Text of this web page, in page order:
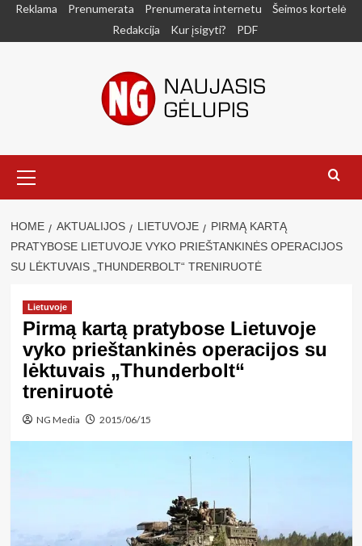
SkipReklama Prenumerata Prenumerata internetu
Šeimos kortelė
Redakcija
Kur įsigyti? PDF
Menu
HOME AKTUALIJOS LIETUVOJE
PIRMĄ KARTĄ
PRATYBOSE LIETUVOJE VYKO PRIEŠTANKINĖS OPERACIJOS
SU LĖKTUVAIS „THUNDERBOLT“ TRENIRUOTĖ
Lietuvoje
Pirmą kartą pratybose Lietuvoje
vyko prieštankinės operacijos su
lėktuvais „Thunderbolt“
treniruotė
NG Media 2015/06/15